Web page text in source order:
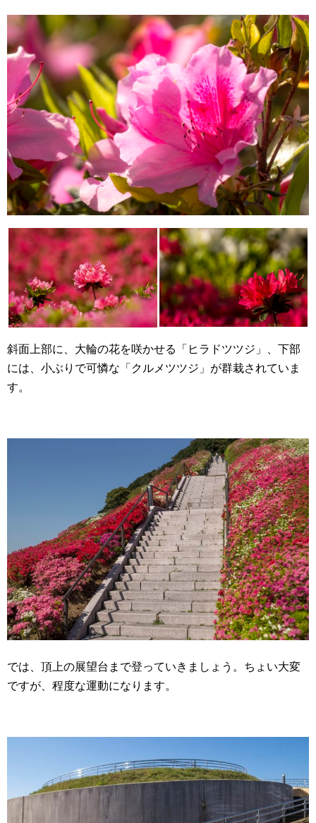
斜面上部に、大輪の花を咲かせる「ヒラドツツジ」、下部
には、小ぶりで可憐な「クルメツツジ」が群栽されていま
す。
では、頂上の展望台まで登っていきましょう。ちょい大変
ですが、程度な運動になります。